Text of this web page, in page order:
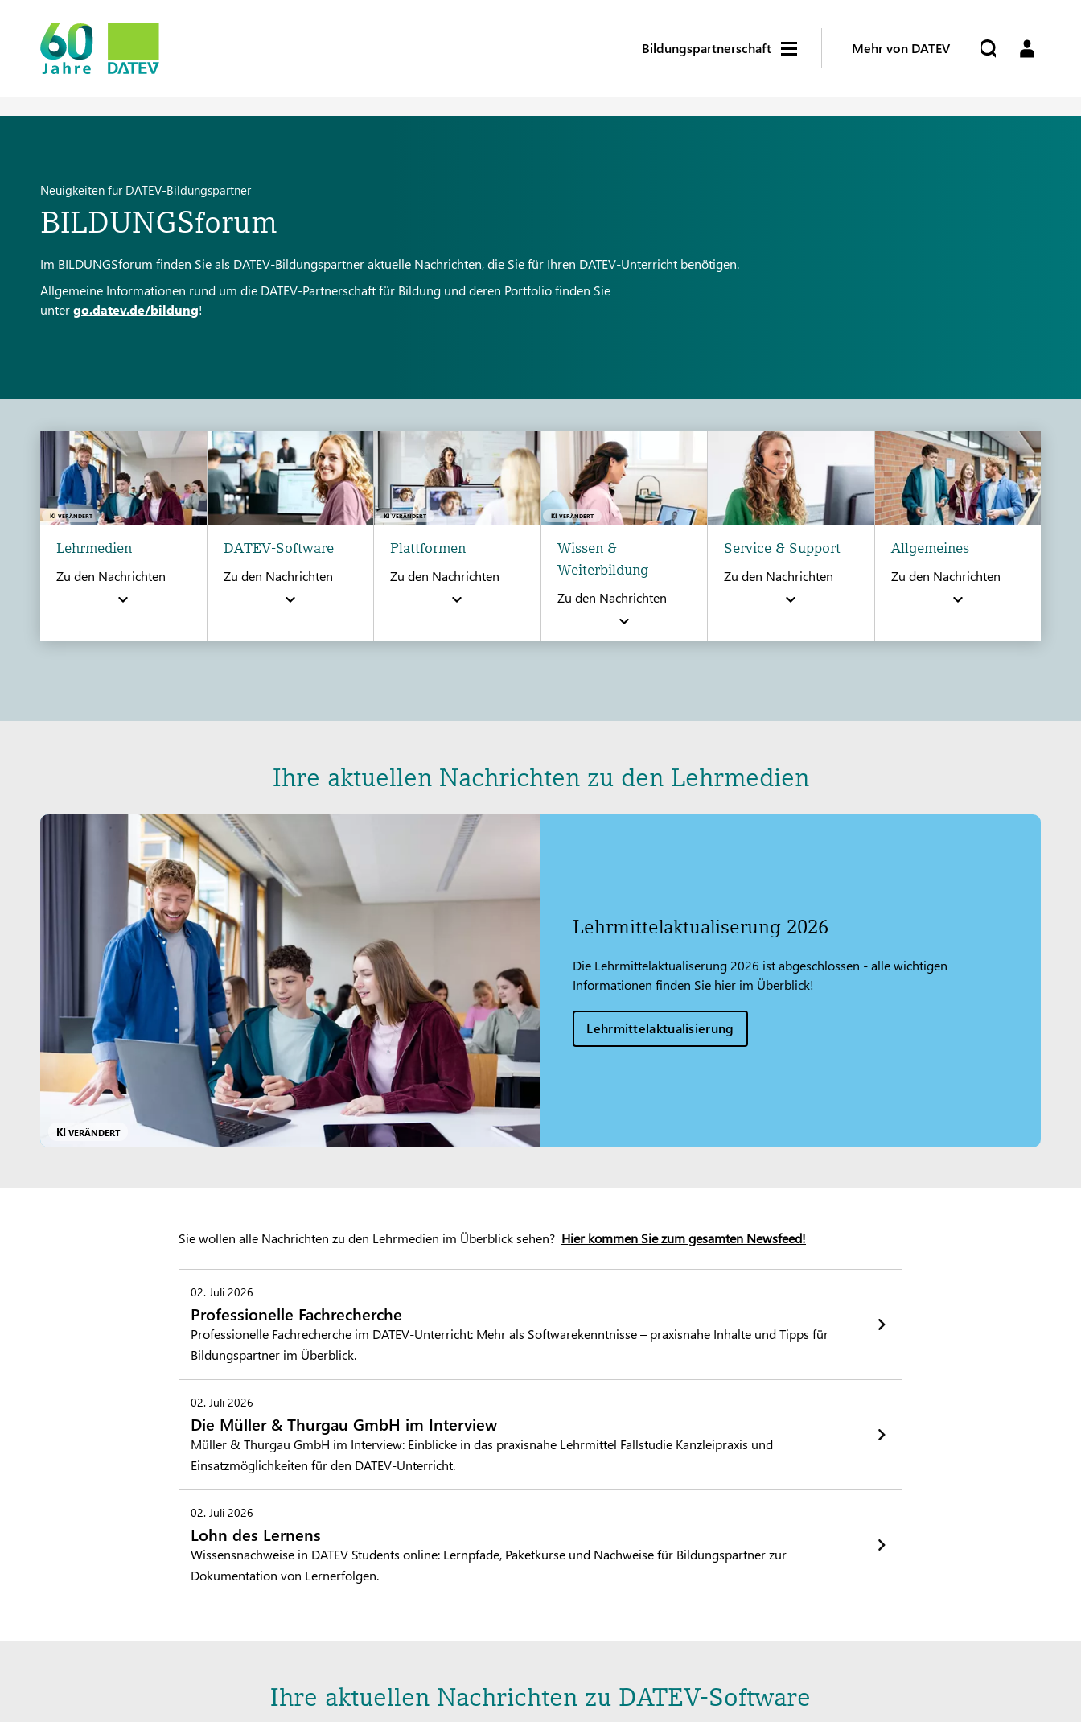
Bildungspartnerschaft Mehr von DATEV
Neuigkeiten für DATEV-Bildungspartner
BILDUNGSforum
Im BILDUNGSforum finden Sie als DATEV-Bildungspartner aktuelle Nachrichten, die Sie für Ihren DATEV-Unterricht benötigen.
Allgemeine Informationen rund um die DATEV-Partnerschaft für Bildung und deren Portfolio finden Sie
untergo.datev.de/bildung!
KI VERÄNDERT
Lehrmedien
Zu den Nachrichten
DATEV-Software
Zu den Nachrichten
KIVERÄNDERT
Plattformen
Zu den Nachrichten
KI VERÄNDERT
Wissen &
Weiterbildung
Zu den Nachrichten
Service & Support
Zu den Nachrichten
Allgemeines
Zu den Nachrichten
Ihre aktuellen Nachrichten zu den Lehrmedien
Lehrmittelaktualiserung 2026
Die Lehrmittelaktualiserung 2026 ist abgeschlossen - alle wichtigen
Informationen finden Sie hier im Überblick!
Lehrmittelaktualisierung
KI VERÄNDERT
Sie wollen alle Nachrichten zu den Lehrmedien im Überblick sehen? Hier kommen Sie zum gesamten Newsfeed!
02. Juli 2026
Professionelle Fachrecherche
Professionelle Fachrecherche im DATEV-Unterricht: Mehr als Softwarekenntnisse – praxisnahe Inhalte und Tipps für
Bildungspartner im Überblick.
02. Juli 2026
Die Müller & Thurgau GmbH im Interview
Müller & Thurgau GmbH im Interview: Einblicke in das praxisnahe Lehrmittel Fallstudie Kanzleipraxis und
Einsatzmöglichkeiten für den DATEV-Unterricht.
02. Juli 2026
Lohn des Lernens
Wissensnachweise in DATEV Students online: Lernpfade, Paketkurse und Nachweise für Bildungspartner zur
Dokumentation von Lernerfolgen.
Ihre aktuellen Nachrichten zu DATEV-Software